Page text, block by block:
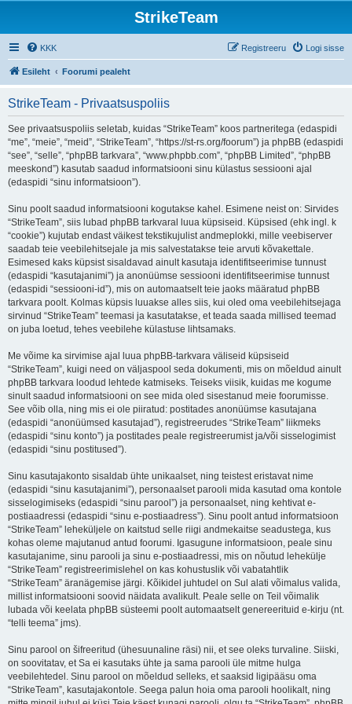
StrikeTeam
KKK Logi sisse
Registreeru
Esileht Foorumi pealeht
StrikeTeam - Privaatsuspoliis
See privaatsuspoliis seletab, kuidas “StrikeTeam” koos partneritega (edaspidi
“me”, “meie”, “meid”, “StrikeTeam”, “https://st-rs.org/foorum”) ja phpBB (edaspidi
“see”, “selle”, “phpBB tarkvara”, “www.phpbb.com”, “phpBB Limited”, “phpBB
meeskond”) kasutab saadud informatsiooni sinu külastus sessiooni ajal
(edaspidi “sinu informatsioon”).
Sinu poolt saadud informatsiooni kogutakse kahel. Esimene neist on: Sirvides
“StrikeTeam”, siis lubad phpBB tarkvaral luua küpsiseid. Küpsised (ehk ingl. k
“cookie”) kujutab endast väikest tekstikujulist andmeplokki, mille veebiserver
saadab teie veebilehitsejale ja mis salvestatakse teie arvuti kõvakettale.
Esimesed kaks küpsist sisaldavad ainult kasutaja identifitseerimise tunnust
(edaspidi “kasutajanimi”) ja anonüümse sessiooni identifitseerimise tunnust
(edaspidi “sessiooni-id”), mis on automaatselt teie jaoks määratud phpBB
tarkvara poolt. Kolmas küpsis luuakse alles siis, kui oled oma veebilehitsejaga
sirvinud “StrikeTeam” teemasi ja kasutatakse, et teada saada millised teemad
on juba loetud, tehes veebilehe külastuse lihtsamaks.
Me võime ka sirvimise ajal luua phpBB-tarkvara väliseid küpsiseid
“StrikeTeam”, kuigi need on väljaspool seda dokumenti, mis on mõeldud ainult
phpBB tarkvara loodud lehtede katmiseks. Teiseks viisik, kuidas me kogume
sinult saadud informatsiooni on see mida oled sisestanud meie foorumisse.
See võib olla, ning mis ei ole piiratud: postitades anonüümse kasutajana
(edaspidi “anonüümsed kasutajad”), registreerudes “StrikeTeam” liikmeks
(edaspidi “sinu konto”) ja postitades peale registreerumist ja/või sisselogimist
(edaspidi “sinu postitused”).
Sinu kasutajakonto sisaldab ühte unikaalset, ning teistest eristavat nime
(edaspidi “sinu kasutajanimi”), personaalset parooli mida kasutad oma kontole
sisselogimiseks (edaspidi “sinu parool”) ja personaalset, ning kehtivat e-
postiaadressi (edaspidi “sinu e-postiaadress”). Sinu poolt antud informatsioon
“StrikeTeam” leheküljele on kaitstud selle riigi andmekaitse seadustega, kus
kohas oleme majutanud antud foorumi. Igasugune informatsioon, peale sinu
kasutajanime, sinu parooli ja sinu e-postiaadressi, mis on nõutud lehekülje
“StrikeTeam” registreerimislehel on kas kohustuslik või vabatahtlik
“StrikeTeam” äranägemise järgi. Kõikidel juhtudel on Sul alati võimalus valida,
millist informatsiooni soovid näidata avalikult. Peale selle on Teil võimalik
lubada või keelata phpBB süsteemi poolt automaatselt genereerituid e-kirju (nt.
“telli teema” jms).
Sinu parool on šifreeritud (ühesuunaline räsi) nii, et see oleks turvaline. Siiski,
on soovitatav, et Sa ei kasutaks ühte ja sama parooli üle mitme hulga
veebilehtedel. Sinu parool on mõeldud selleks, et saaksid ligipääsu oma
“StrikeTeam”, kasutajakontole. Seega palun hoia oma parooli hoolikalt, ning